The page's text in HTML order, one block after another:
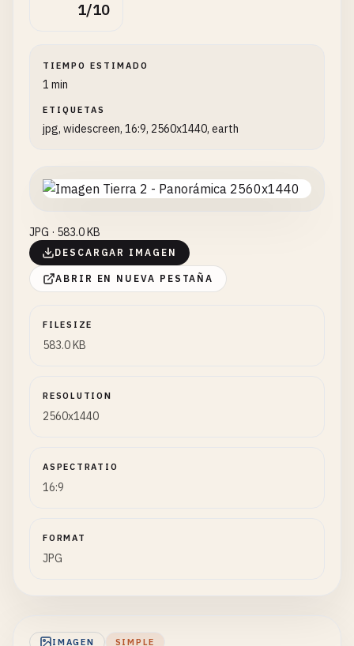
1/10
TIEMPO ESTIMADO
1 min
ETIQUETAS
jpg, widescreen, 16:9, 2560x1440, earth
JPG · 583.0 KB
DESCARGAR IMAGEN
ABRIR EN NUEVA PESTAÑA
FILESIZE
583.0 KB
RESOLUTION
2560x1440
ASPECTRATIO
16:9
FORMAT
JPG
IMAGEN SIMPLE